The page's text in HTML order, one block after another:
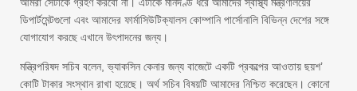
ডিপার্টমেন্টগুলো এবং আমাদের ফার্মাসিউটিক্যালস কোম্পানি পার্সোনালি বিভিন্ন দেশের সঙ্গে
যোগাযোগ করছে এখানে উৎপাদনের জন্য।
মন্ত্রিপরিষদ সচিব বলেন, ভ্যাকসিন কেনার জন্য বাজেটে একটি প্রকল্পের আওতায় ছয়শ’
কোটি টাকার সংস্থান রাখা হয়েছে। অর্থ সচিব বিষয়টি আমাদের নিশ্চিত করেছেন। কোনো